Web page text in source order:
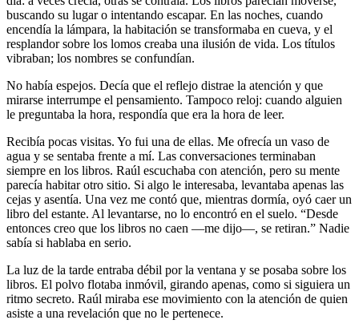
buscando su lugar o intentando escapar. En las noches, cuando
encendía la lámpara, la habitación se transformaba en cueva, y el
resplandor sobre los lomos creaba una ilusión de vida. Los títulos
vibraban; los nombres se confundían.
No había espejos. Decía que el reflejo distrae la atención y que
mirarse interrumpe el pensamiento. Tampoco reloj: cuando alguien
le preguntaba la hora, respondía que era la hora de leer.
Recibía pocas visitas. Yo fui una de ellas. Me ofrecía un vaso de
agua y se sentaba frente a mí. Las conversaciones terminaban
siempre en los libros. Raúl escuchaba con atención, pero su mente
parecía habitar otro sitio. Si algo le interesaba, levantaba apenas las
cejas y asentía. Una vez me contó que, mientras dormía, oyó caer un
libro del estante. Al levantarse, no lo encontró en el suelo. “Desde
entonces creo que los libros no caen —me dijo—, se retiran.” Nadie
sabía si hablaba en serio.
La luz de la tarde entraba débil por la ventana y se posaba sobre los
libros. El polvo flotaba inmóvil, girando apenas, como si siguiera un
ritmo secreto. Raúl miraba ese movimiento con la atención de quien
asiste a una revelación que no le pertenece.